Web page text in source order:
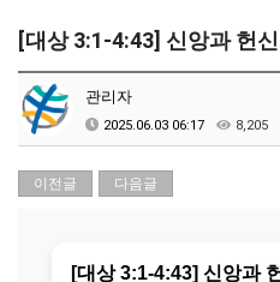
[대상 3:1-4:43] 신앙과 헌
관리자
2025.06.03 06:17 8,205
이전글 다음글